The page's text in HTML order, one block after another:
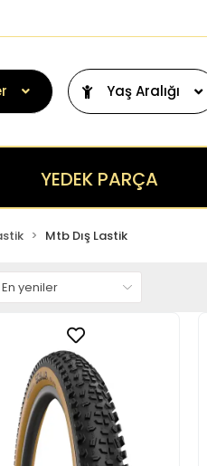
Yaş Aralığı
YEDEK PARÇA
Mtb Dış Lastik